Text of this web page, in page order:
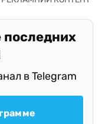
последних
в Telegram